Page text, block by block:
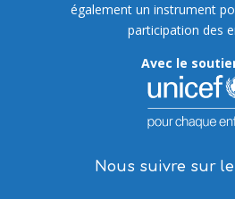
également un instrument
participation des
Avec le
Nous suivre sur